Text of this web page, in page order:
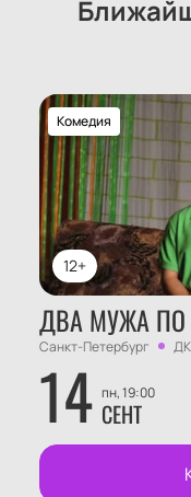
12+
Комедия
ДВА МУЖА ПО
Санкт-Петербург
14 пн, 19:00
СЕНТ